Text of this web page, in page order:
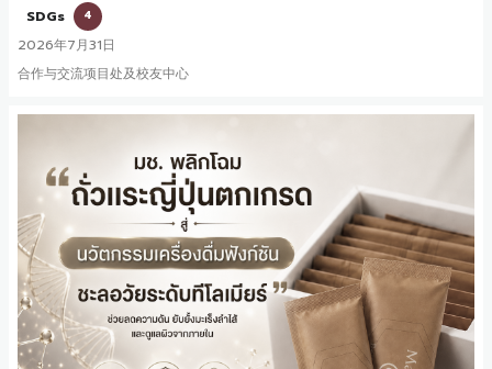
SDGs 4
2026年7月31日
合作与交流项目处及校友中心